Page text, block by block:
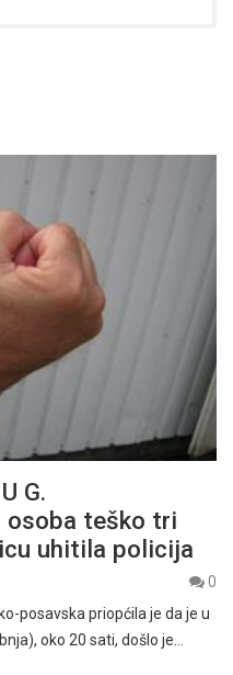
G.
osoba teško tri
uhitila policija
0
posavska priopćila je da je u
oko 20 sati, došlo je…